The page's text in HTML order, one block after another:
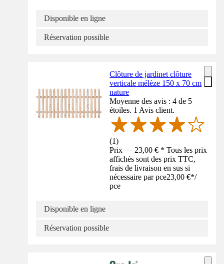
Disponible en ligne
Réservation possible
Clôture de jardinet clôture
verticale mélèze 150 x 70 cm
nature
Moyenne des avis : 4 de 5
étoiles. 1 Avis client.
(1)
Prix — 23,00 € * Tous les prix
affichés sont des prix TTC,
frais de livraison en sus si
nécessaire par pce23,00 €*/
pce
Disponible en ligne
Réservation possible